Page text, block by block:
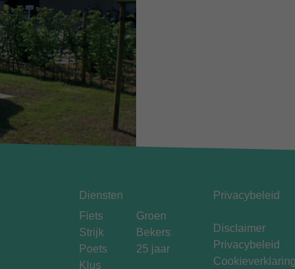
Diensten
Fiets
Strijk
Poets
Klus
Groen
Bekers
25 jaar
Privacybeleid
Disclaimer
Privacybeleid